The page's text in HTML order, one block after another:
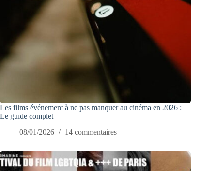
Les films événement à ne pas manquer au cinéma en 2026 :
Le guide complet
08/01/2026
14 commentaires